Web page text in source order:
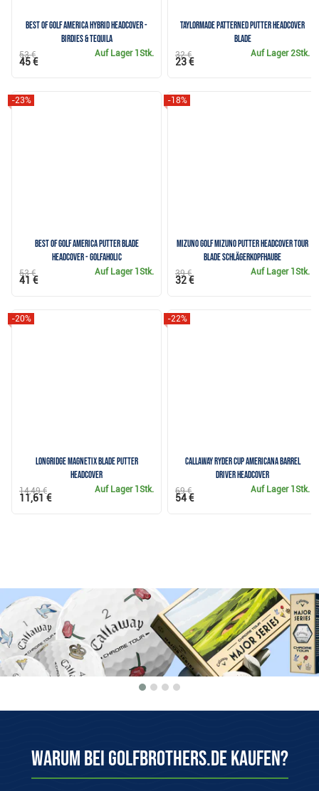
Best of Golf America hybrid headcover -
Birdies & Tequila
Auf Lager 1Stk.
53 €
45 €
TaylorMade Patterned Putter Headcover
Blade
Auf Lager2Stk.
32 €
23 €
Best of Golf America putter blade
headcover - Golfaholic
-23%
Auf Lager 1Stk.
53 €
41 €
Mizuno Golf Mizuno Putter Headcover Tour
Blade Schlägerkopfhaube
-18%
Auf Lager 1Stk.
39 €
32 €
Longridge Magnetix Blade Putter
Headcover
-20%
Auf Lager 1Stk.
14,49 €
11,61 €
Callaway Ryder Cup Americana Barrel
Driver Headcover
-22%
Auf Lager 1Stk.
69 €
54 €
Warum bei Golfbrothers.de kaufen?